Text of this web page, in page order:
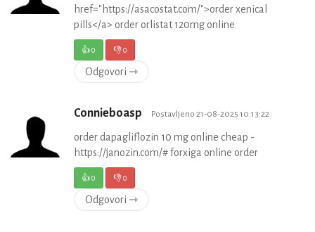
href="https://asacostat.com/">order xenical
pills</a> order orlistat 120mg online
👍0 👎0
Odgovori ⇾
Connieboasp Postavljeno 21-08-2025 10:13:22
order dapagliflozin 10 mg online cheap -
https://janozin.com/# forxiga online order
👍0 👎0
Odgovori ⇾